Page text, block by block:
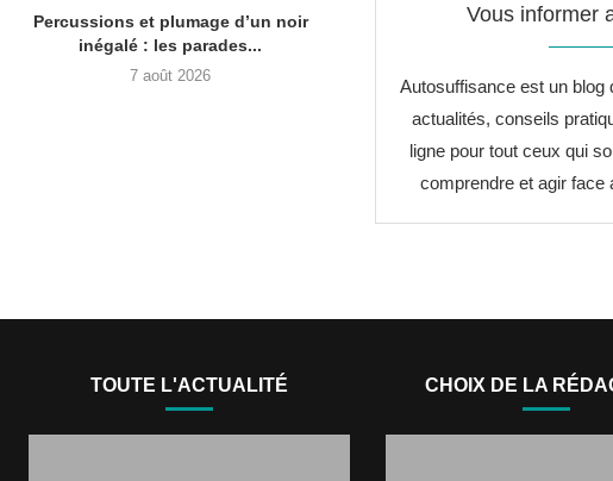
Percussions et plumage d’un noir
inégalé : les parades...
7 août 2026
Vous informer
Autosuffisance est un blog
actualités, conseils
ligne pour tout ceux qui
comprendre et agir face
TOUTE L'ACTUALITÉ CHOIX DE LA